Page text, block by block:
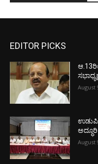
EDITOR PICKS
August
August